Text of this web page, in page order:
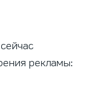
рекламы: